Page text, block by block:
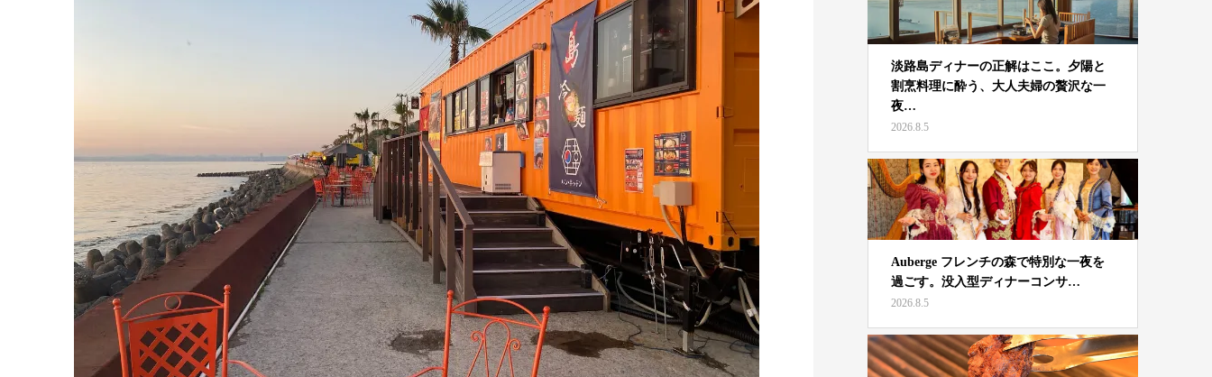
淡路島ディナーの正解はここ。夕陽と
割烹料理に酔う、大人夫婦の贅沢な一
夜…
2026.8.5
Auberge フレンチの森で特別な一夜を
過ごす。没入型ディナーコンサ…
2026.8.5